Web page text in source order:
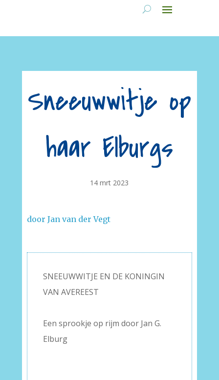
Sneeuwwitje op
haar Elburgs
14 mrt 2023
door Jan van der Vegt
SNEEUWWITJE EN DE KONINGIN
VAN AVEREEST
Een sprookje op rijm door Jan G.
Elburg